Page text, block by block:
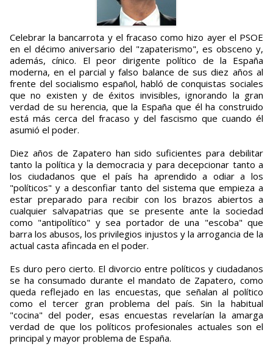
Celebrar la bancarrota y el fracaso como hizo ayer el PSOE
en el décimo aniversario del "zapaterismo", es obsceno y,
además, cínico. El peor dirigente político de la España
moderna, en el parcial y falso balance de sus diez años al
frente del socialismo español, habló de conquistas sociales
que no existen y de éxitos invisibles, ignorando la gran
verdad de su herencia, que la España que él ha construido
está más cerca del fracaso y del fascismo que cuando él
asumió el poder.
Diez años de Zapatero han sido suficientes para debilitar
tanto la política y la democracia y para decepcionar tanto a
los ciudadanos que el país ha aprendido a odiar a los
"políticos" y a desconfiar tanto del sistema que empieza a
estar preparado para recibir con los brazos abiertos a
cualquier salvapatrias que se presente ante la sociedad
como "antipolítico" y sea portador de una "escoba" que
barra los abusos, los privilegios injustos y la arrogancia de la
actual casta afincada en el poder.
Es duro pero cierto. El divorcio entre políticos y ciudadanos
se ha consumado durante el mandato de Zapatero, como
queda reflejado en las encuestas, que señalan al político
como el tercer gran problema del país. Sin la habitual
"cocina" del poder, esas encuestas revelarían la amarga
verdad de que los políticos profesionales actuales son el
principal y mayor problema de España.